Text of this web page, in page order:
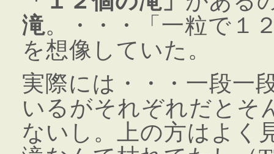
滝。・・・「一粒で１
を想像していた。
実際には・・・一段一
いるがそれぞれだとそ
ないし。上の方はよく